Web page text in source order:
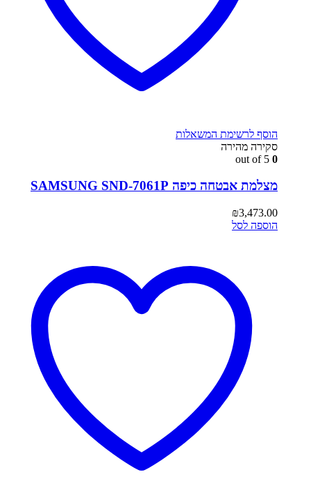
הוסף לרשימת המשאלות
סקירה מהירה
0
מצלמת אבטחה כיפה SAMSUNG SND-7061P
₪3,473.00
הוספה לסל